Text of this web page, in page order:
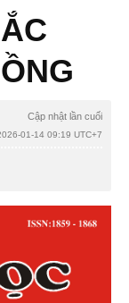
Cập nhật lần cuối
01-14 09:19 UTC+7